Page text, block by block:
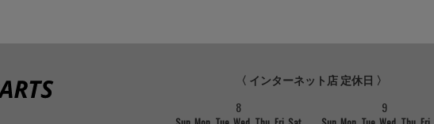
〈 インターネット店 定休日 〉
8 9